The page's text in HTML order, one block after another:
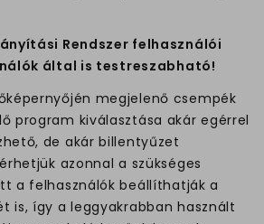
Rendszer felhasználói
által is testreszabható!
megjelenő csempék
program kiválasztása akár egérrel
de akár billentyűzet
azonnal a szükséges
a felhasználók beállíthatják a
is, így a leggyakrabban használt